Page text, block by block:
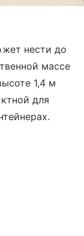
нести до
массе
1,4 м
для